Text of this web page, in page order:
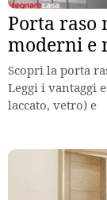
Porta raso
moderni e
Scopri la porta
Leggi i vantaggi
laccato, vetro) e